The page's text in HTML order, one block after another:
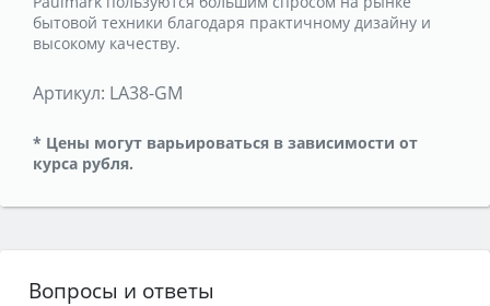
бытовой техники благодаря практичному дизайну и
высокому качеству.
Артикул: LA38-GM
* Цены могут варьироваться в зависимости от
курса рубля.
Вопросы и ответы